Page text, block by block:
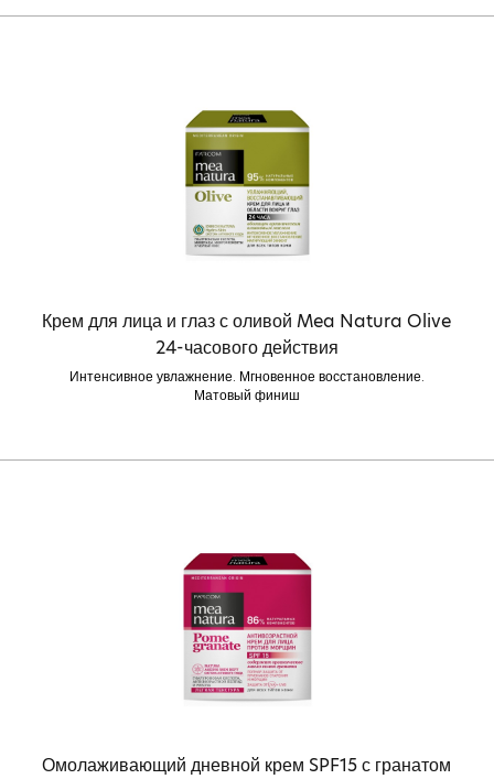
Крем для лица и глаз с оливой Mea Natura Olive
24-часового действия
Интенсивное увлажнение. Мгновенное восстановление.
Матовый финиш
Омолаживающий дневной крем SPF15 с гранатом